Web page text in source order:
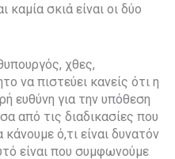
σκιά είναι οι δύο
χθες,
να πιστεύει κανείς ότι η
ευθύνη για την υπόθεση
από τις διαδικασίες που
ό,τι είναι δυνατόν
είναι που συμφωνούμε